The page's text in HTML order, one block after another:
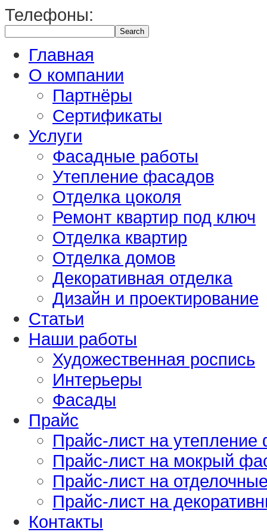
Телефоны:
Главная
О компании
Партнёры
Сертификаты
Услуги
Фасадные работы
Утепление фасадов
Отделка цоколя
Ремонт квартир под ключ
Отделка квартир
Отделка домов
Декоративная отделка
Дизайн и проектирование
Статьи
Наши работы
Художественная роспись
Интерьеры
Фасады
Прайс
Прайс-лист на утепление
Прайс-лист на мокрый
Прайс-лист на
Прайс-лист на
Контакты